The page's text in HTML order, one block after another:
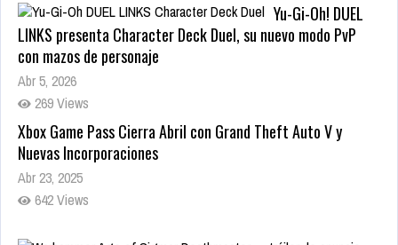
Yu-Gi-Oh! DUEL
LINKS presenta Character Deck Duel, su nuevo modo PvP
con mazos de personaje
Abr 5, 2026
269 Views
Xbox Game Pass Cierra Abril con Grand Theft Auto V y
Nuevas Incorporaciones
Abr 23, 2025
642 Views